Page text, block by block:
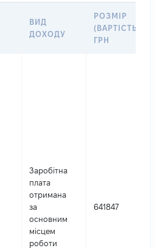
ВИД
ДОХОДУ
РОЗМІР
(ВАРТІСТЬ),
ГРН
Заробітна
плата
отримана
за
основним
місцем
роботи
641847